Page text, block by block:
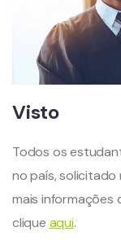
Visto
Todos os
no país, solicitado
mais informações
clique aqui.